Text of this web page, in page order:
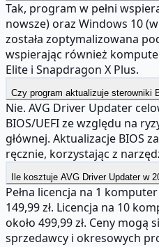
Tak, program w pełni
nowsze) oraz Windows 10
została zoptymalizowana
wspierając również
Elite i Snapdragon X Plus.
Czy program aktualizuje sterowniki
Nie. AVG Driver Updater
BIOS/UEFI ze względu na
głównej. Aktualizacje BIOS
ręcznie, korzystając z
Ile kosztuje AVG Driver Updater w
Pełna licencja na 1
149,99 zł. Licencja na 10
około 499,99 zł. Ceny mogą
sprzedawcy i okresowych